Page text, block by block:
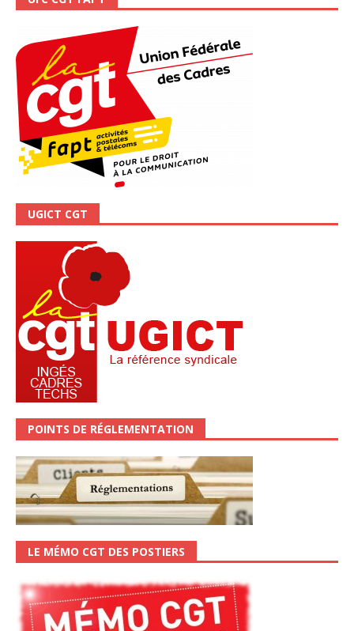
UGICT CGT
POINTS DE RÉGLEMENTATION
LE MÉMO CGT DES POSTIERS